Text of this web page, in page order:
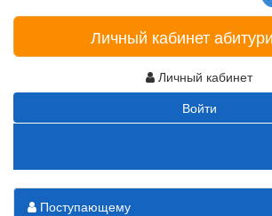
Личный кабинет
Личный кабинет
Войти
Поступающему